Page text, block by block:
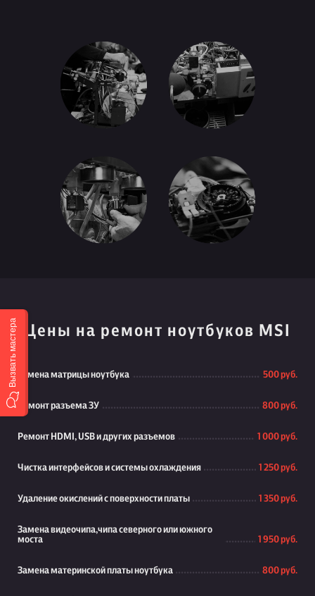
Цены на ремонт ноутбуков MSI
Замена матрицы ноутбука 500 руб.
Ремонт разъема ЗУ 800 руб.
Ремонт HDMI, USB и других разъемов 1 000 руб.
Чистка интерфейсов и системы охлаждения 1 250 руб.
Удаление окислений с поверхности платы 1 350 руб.
Замена видеочипа,чипа северного или южного
моста
1 950 руб.
Замена материнской платы ноутбука 800 руб.
Вызвать мастера